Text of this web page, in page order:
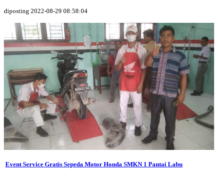
diposting 2022-08-29 08:58:04
Event Service Gratis Sepeda Motor Honda SMKN 1 Pantai Labu